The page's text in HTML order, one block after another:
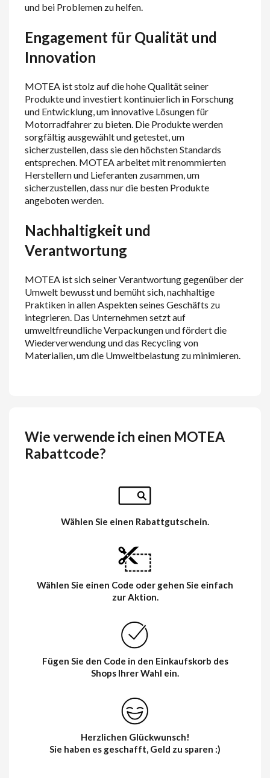
und bei Problemen zu helfen.
Engagement für Qualität und
Innovation
MOTEA ist stolz auf die hohe Qualität seiner
Produkte und investiert kontinuierlich in Forschung
und Entwicklung, um innovative Lösungen für
Motorradfahrer zu bieten. Die Produkte werden
sorgfältig ausgewählt und getestet, um
sicherzustellen, dass sie den höchsten Standards
entsprechen. MOTEA arbeitet mit renommierten
Herstellern und Lieferanten zusammen, um
sicherzustellen, dass nur die besten Produkte
angeboten werden.
Nachhaltigkeit und
Verantwortung
MOTEA ist sich seiner Verantwortung gegenüber der
Umwelt bewusst und bemüht sich, nachhaltige
Praktiken in allen Aspekten seines Geschäfts zu
integrieren. Das Unternehmen setzt auf
umweltfreundliche Verpackungen und fördert die
Wiederverwendung und das Recycling von
Materialien, um die Umweltbelastung zu minimieren.
Wie verwende ich einen MOTEA
Rabattcode?
Wählen Sie einen Rabattgutschein.
Wählen Sie einen Code oder gehen Sie einfach
zur Aktion.
Fügen Sie den Code in den Einkaufskorb des
Shops Ihrer Wahl ein.
Herzlichen Glückwunsch!
Sie haben es geschafft, Geld zu sparen :)